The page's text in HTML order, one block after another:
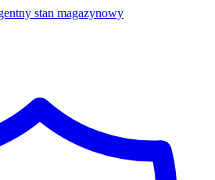
stan magazynowy